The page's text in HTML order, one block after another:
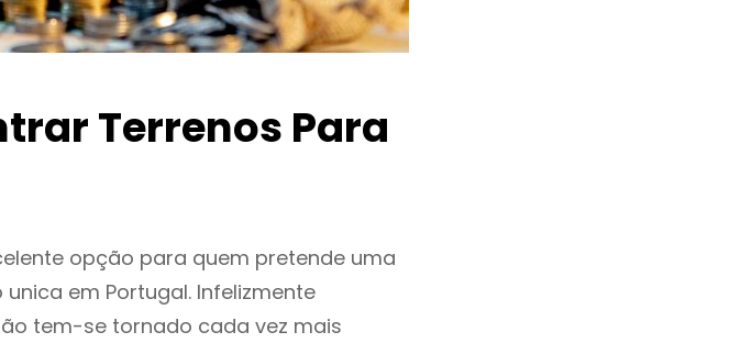
Terrenos Para
opção para quem pretende uma
em Portugal. Infelizmente
tem-se tornado cada vez mais